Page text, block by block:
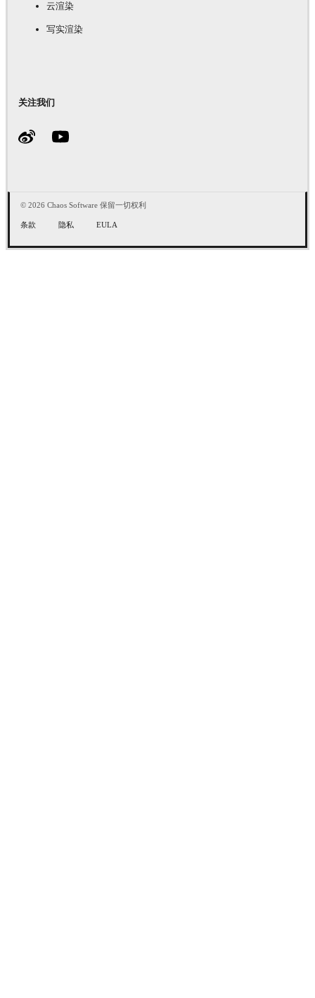
云渲染
写实渲染
关注我们
© 2026 Chaos Software 保留一切权利
条款 隐私 EULA